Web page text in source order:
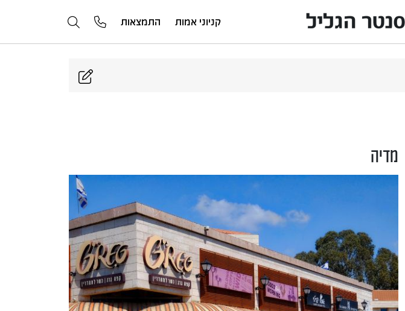
קניוני אמות התמצאות
מדיה